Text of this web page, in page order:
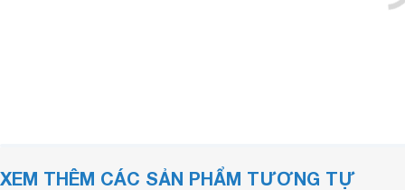
XEM THÊM CÁC SẢN PHẨM TƯƠNG TỰ